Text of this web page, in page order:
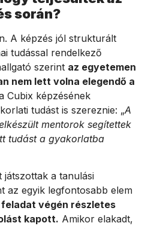
során?
A képzés jól strukturált
tudással rendelkező
szerint az egyetemen
nem lett volna elegendő a
Cubix képzésének
tudást is szereznie: „A
mentorok segítettek
tudást a gyakorlatba
a tanulási
az egyik legfontosabb elem
feladat végén részletes
kapott. Amikor elakadt,